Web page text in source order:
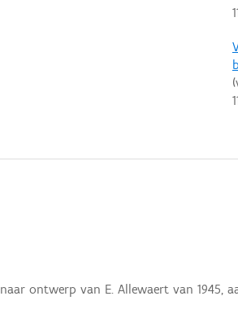
ontwerp van E. Allewaert van 1945,